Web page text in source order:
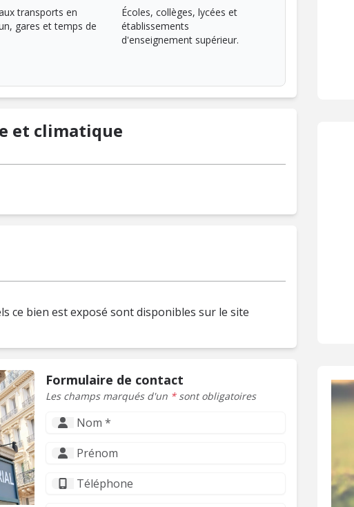
transports en
gares et temps de
Écoles, collèges, lycées et
établissements
d'enseignement supérieur.
et climatique
ce bien est exposé sont disponibles sur le site
Formulaire de contact
Les champs marqués d'un *sont obligatoires